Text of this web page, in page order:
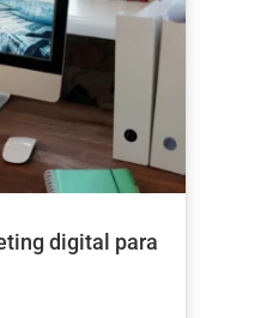
digital para